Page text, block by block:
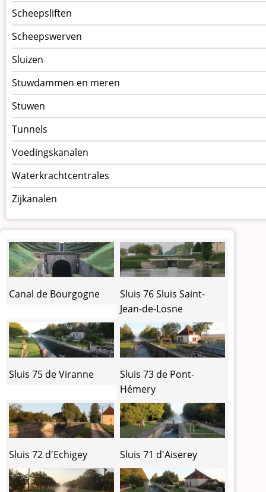
Scheepsliften
Scheepswerven
Sluizen
Stuwdammen en meren
Stuwen
Tunnels
Voedingskanalen
Waterkrachtcentrales
Zijkanalen
Canal de Bourgogne
Sluis 76 Sluis Saint-
Jean-de-Losne
Sluis 75 de Viranne
Sluis 73 de Pont-
Hémery
Sluis 72 d'Echigey Sluis 71 d'Aiserey